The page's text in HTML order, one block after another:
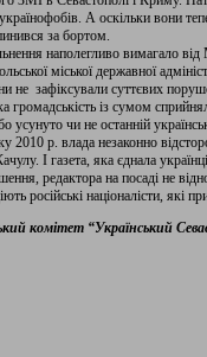
А оскільки вони
за бортом.
наполегливо вимагало
міської державної
не зафіксували суттєвих
громадськість із сумом
усунуто чи не останній
2010 р. влада незаконно
І газета, яка єднала
редактора на посаді не
російські націоналісти, які
комітет “Український